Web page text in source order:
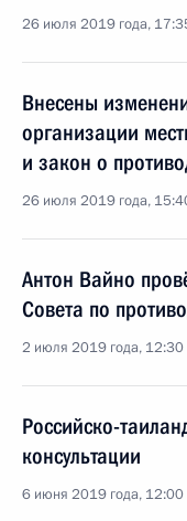
26 июля 2019 года,
Внесены
организации
и закон о
26 июля 2019 года,
Антон Вайно
Совета по
2 июля 2019 года, 12:30
Российско-
консультации
6 июня 2019 года, 12:00